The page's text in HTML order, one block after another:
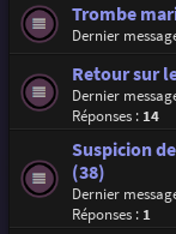
Trombe
Dernier
Retour sur
Dernier
Réponses : 14
Suspicion
(38)
Dernier
Réponses : 1